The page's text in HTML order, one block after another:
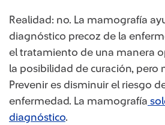
Realidad: no. La mamografía
diagnóstico precoz de la
el tratamiento de una manera
la posibilidad de curación, pero
Prevenir es disminuir el riesgo
enfermedad. La mamografía
diagnóstico.